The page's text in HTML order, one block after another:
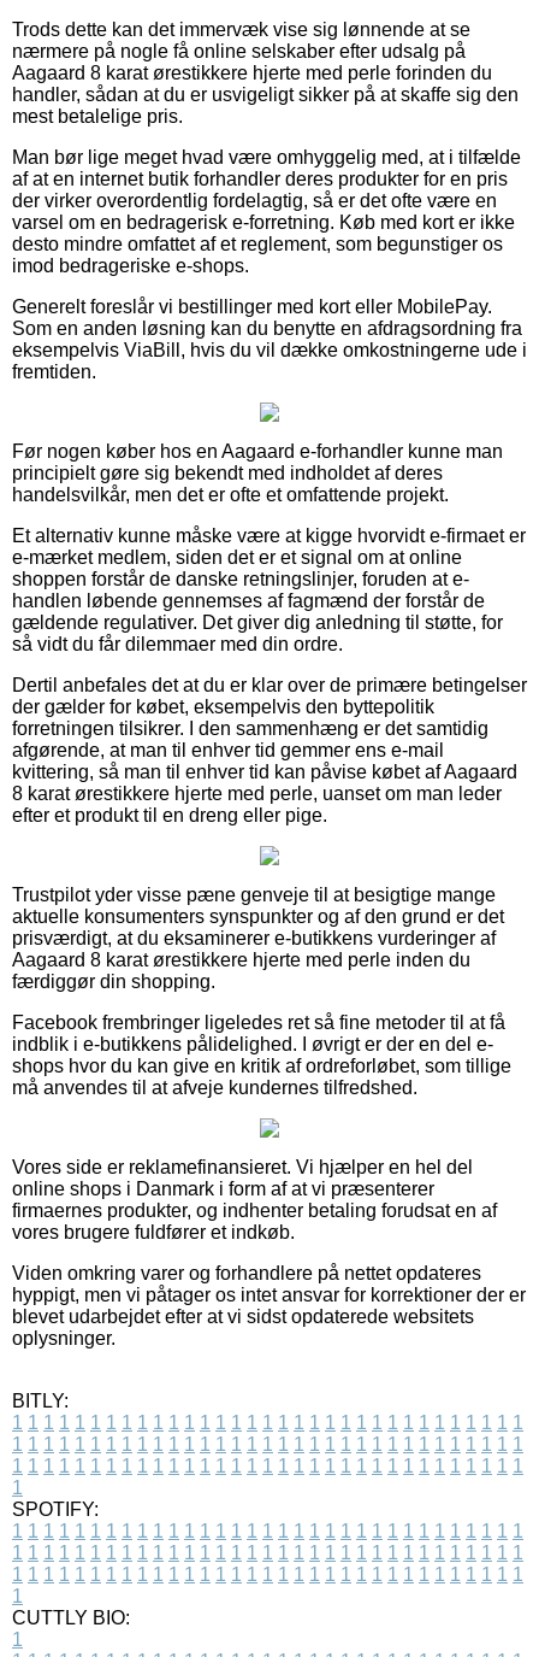
Trods dette kan det immervæk vise sig lønnende at se
nærmere på nogle få online selskaber efter udsalg på
Aagaard 8 karat ørestikkere hjerte med perle forinden du
handler, sådan at du er usvigeligt sikker på at skaffe sig den
mest betalelige pris.
Man bør lige meget hvad være omhyggelig med, at i tilfælde
af at en internet butik forhandler deres produkter for en pris
der virker overordentlig fordelagtig, så er det ofte være en
varsel om en bedragerisk e-forretning. Køb med kort er ikke
desto mindre omfattet af et reglement, som begunstiger os
imod bedrageriske e-shops.
Generelt foreslår vi bestillinger med kort eller MobilePay.
Som en anden løsning kan du benytte en afdragsordning fra
eksempelvis ViaBill, hvis du vil dække omkostningerne ude i
fremtiden.
Før nogen køber hos en Aagaard e-forhandler kunne man
principielt gøre sig bekendt med indholdet af deres
handelsvilkår, men det er ofte et omfattende projekt.
Et alternativ kunne måske være at kigge hvorvidt e-firmaet er
e-mærket medlem, siden det er et signal om at online
shoppen forstår de danske retningslinjer, foruden at e-
handlen løbende gennemses af fagmænd der forstår de
gældende regulativer. Det giver dig anledning til støtte, for
så vidt du får dilemmaer med din ordre.
Dertil anbefales det at du er klar over de primære betingelser
der gælder for købet, eksempelvis den byttepolitik
forretningen tilsikrer. I den sammenhæng er det samtidig
afgørende, at man til enhver tid gemmer ens e-mail
kvittering, så man til enhver tid kan påvise købet af Aagaard
8 karat ørestikkere hjerte med perle, uanset om man leder
efter et produkt til en dreng eller pige.
Trustpilot yder visse pæne genveje til at besigtige mange
aktuelle konsumenters synspunkter og af den grund er det
prisværdigt, at du eksaminerer e-butikkens vurderinger af
Aagaard 8 karat ørestikkere hjerte med perle inden du
færdiggør din shopping.
Facebook frembringer ligeledes ret så fine metoder til at få
indblik i e-butikkens pålidelighed. I øvrigt er der en del e-
shops hvor du kan give en kritik af ordreforløbet, som tillige
må anvendes til at afveje kundernes tilfredshed.
Vores side er reklamefinansieret. Vi hjælper en hel del
online shops i Danmark i form af at vi præsenterer
firmaernes produkter, og indhenter betaling forudsat en af
vores brugere fuldfører et indkøb.
Viden omkring varer og forhandlere på nettet opdateres
hyppigt, men vi påtager os intet ansvar for korrektioner der er
blevet udarbejdet efter at vi sidst opdaterede websitets
oplysninger.
BITLY:
1 1 1 1 1 1 1 1 1 1 1 1 1 1 1 1 1 1 1 1 1 1 1 1 1 1 1 1 1 1 1 1 1
1 1 1 1 1 1 1 1 1 1 1 1 1 1 1 1 1 1 1 1 1 1 1 1 1 1 1 1 1 1 1 1 1
1 1 1 1 1 1 1 1 1 1 1 1 1 1 1 1 1 1 1 1 1 1 1 1 1 1 1 1 1 1 1 1 1
1
SPOTIFY:
1 1 1 1 1 1 1 1 1 1 1 1 1 1 1 1 1 1 1 1 1 1 1 1 1 1 1 1 1 1 1 1 1
1 1 1 1 1 1 1 1 1 1 1 1 1 1 1 1 1 1 1 1 1 1 1 1 1 1 1 1 1 1 1 1 1
1 1 1 1 1 1 1 1 1 1 1 1 1 1 1 1 1 1 1 1 1 1 1 1 1 1 1 1 1 1 1 1 1
1
CUTTLY BIO:
1